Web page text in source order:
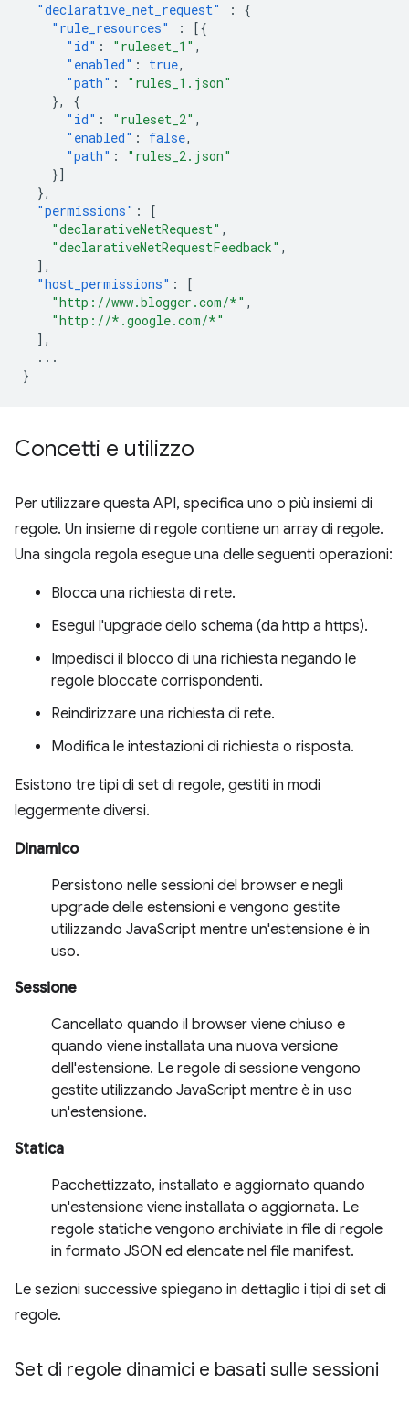
"declarative_net_request" :
{
"rule_resources"
:
[{
"id" : "ruleset_1" ,
"enabled" : true,
"path" :
"rules_1.json"
},
{
"id" : "ruleset_2" ,
"enabled" : false,
"path" :
"rules_2.json"
}]
},
"permissions" :
[
"declarativeNetRequest" ,
"declarativeNetRequestFeedback" ,
],
"host_permissions" :
[
"http://www.blogger.com/*" ,
"http://*.google.com/*"
],
...
}
Concetti e utilizzo
Per utilizzare questa API, specifica uno o più insiemi di
regole. Un insieme di regole contiene un array di regole.
Una singola regola esegue una delle seguenti operazioni:
Blocca una richiesta di rete.
Esegui l'upgrade dello schema (da http a https).
Impedisci il blocco di una richiesta negando le
regole bloccate corrispondenti.
Reindirizzare una richiesta di rete.
Modifica le intestazioni di richiesta o risposta.
Esistono tre tipi di set di regole, gestiti in modi
leggermente diversi.
Dinamico
Persistono nelle sessioni del browser e negli
upgrade delle estensioni e vengono gestite
utilizzando JavaScript mentre un'estensione è in
uso.
Sessione
Cancellato quando il browser viene chiuso e
quando viene installata una nuova versione
dell'estensione. Le regole di sessione vengono
gestite utilizzando JavaScript mentre è in uso
un'estensione.
Statica
Pacchettizzato, installato e aggiornato quando
un'estensione viene installata o aggiornata. Le
regole statiche vengono archiviate in file di regole
in formato JSON ed elencate nel file manifest.
Le sezioni successive spiegano in dettaglio i tipi di set di
regole.
Set di regole dinamici e basati sulle sessioni